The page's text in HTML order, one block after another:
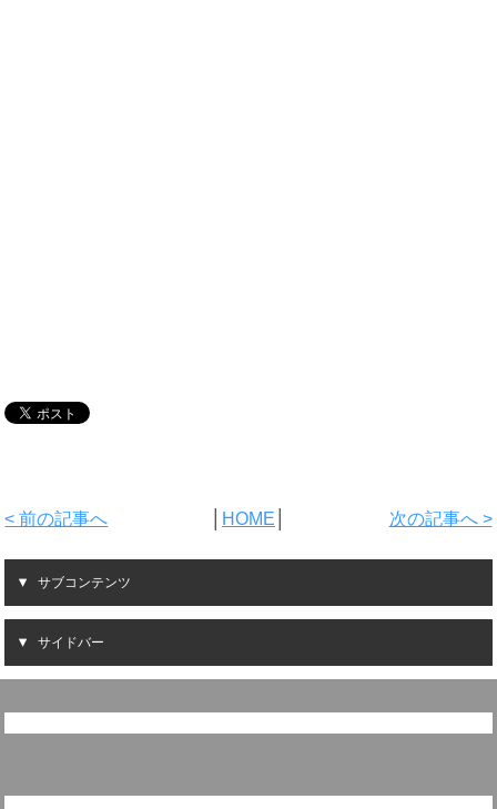
< 前の記事へ HOME 次の記事へ >
サブコンテンツ
サイドバー